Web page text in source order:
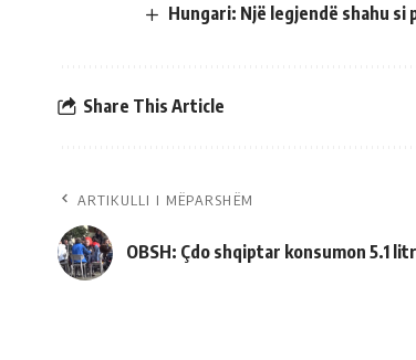
Hungari: Një legjendë shahu si
Share This Article
ARTIKULLI I MËPARSHËM
OBSH: Çdo shqiptar konsumon 5.1